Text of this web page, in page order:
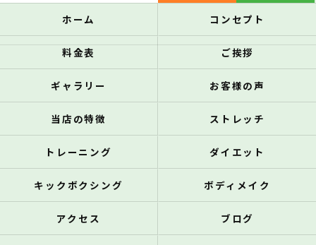
ホーム コンセプト
料金表 ご挨拶
ギャラリー お客様の声
当店の特徴 ストレッチ
トレーニング ダイエット
キックボクシング ボディメイク
アクセス ブログ